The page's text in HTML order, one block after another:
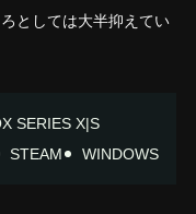
としては大半抑えてい
SERIES X|S
STEAM WINDOWS